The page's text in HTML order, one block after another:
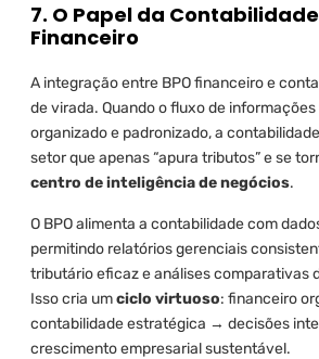
7. O Papel da Contabilidade
Financeiro
A integração entre BPO financeiro e
de virada. Quando o fluxo de
organizado e padronizado, a
setor que apenas “apura tributos” e se
centro de inteligência de negócios.
O BPO alimenta a contabilidade com
permitindo relatórios gerenciais
tributário eficaz e análises comparativas
Isso cria umciclo virtuoso: financeiro
contabilidade estratégica → decisões
crescimento empresarial sustentável.